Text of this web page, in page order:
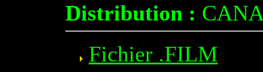
Distribution :
Fichier .FILM